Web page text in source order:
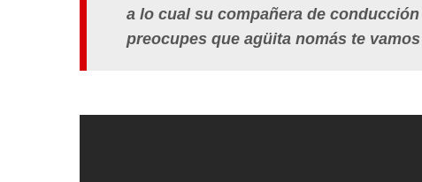
a lo cual su compañera de
preocupes que agüita nomás te vamos